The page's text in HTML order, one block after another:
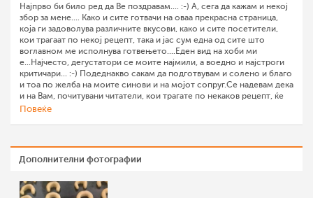
Најпрво би било ред да Ве поздравам.... :-) А, сега да кажам и некој
збор за мене.... Како и сите готвачи на оваа прекрасна страница,
која ги задоволува различните вкусови, како и сите посетители,
кои трагаат по некој рецепт, така и јас сум една од сите што
воглавном ме исполнува готвењето....Еден вид на хоби ми
е...Најчесто, дегустатори се моите најмили, а воедно и најстроги
критичари... :-) Подеднакво сакам да подготвувам и солено и благо
и тоа по желба на моите синови и на мојот сопруг.Се надевам дека
и на Вам, почитувани читатели, кои трагате по некаков рецепт, ќе
Ви се допаднат моите рецепти.... Па добрe дојдовте во мојата
Повеќе
Дополнителни фотографии